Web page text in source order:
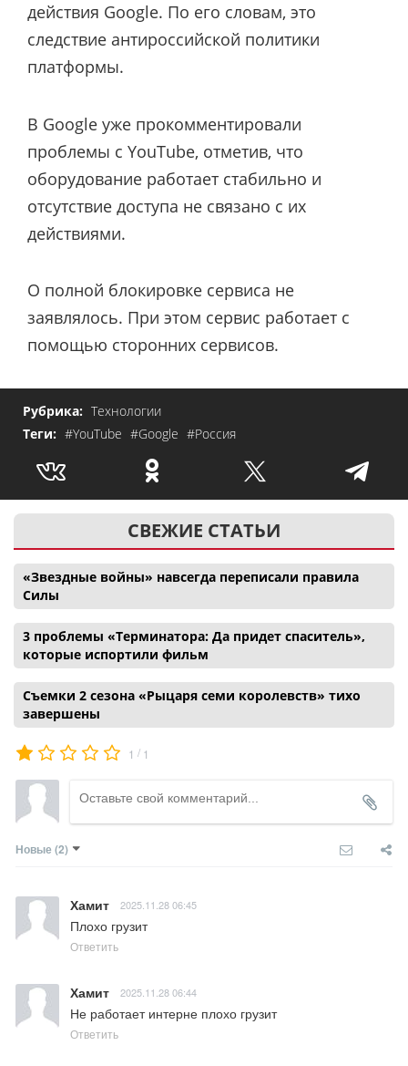
действия Google. По его словам, это
следствие антироссийской политики
платформы.
В Google уже прокомментировали
проблемы с YouTube, отметив, что
оборудование работает стабильно и
отсутствие доступа не связано с их
действиями.
О полной блокировке сервиса не
заявлялось. При этом сервис работает с
помощью сторонних сервисов.
Рубрика: Технологии
Теги: #YouTube #Google #Россия
СВЕЖИЕ СТАТЬИ
«Звездные войны» навсегда переписали правила
Силы
3 проблемы «Терминатора: Да придет спаситель»,
которые испортили фильм
Съемки 2 сезона «Рыцаря семи королевств» тихо
завершены
1 / 1
Новые (2)
Хамит 2025.11.28 06:45
Плохо грузит
Ответить
Хамит 2025.11.28 06:44
Не работает интерне плохо грузит
Ответить